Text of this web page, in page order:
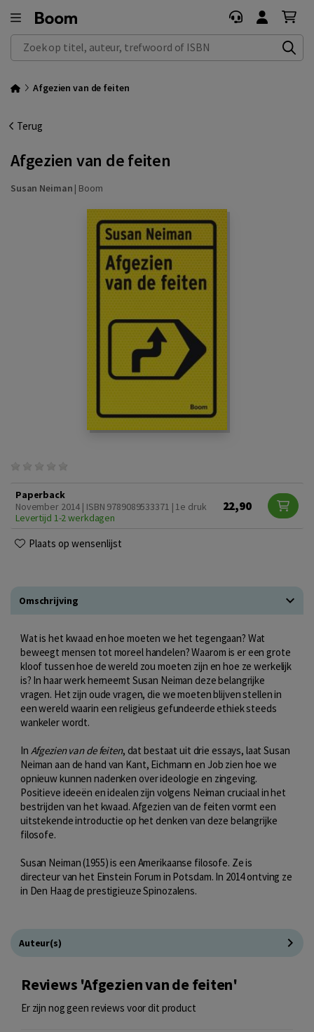
Zoek op titel, auteur, trefwoord of ISBN
Afgezien van de feiten
Terug
Afgezien van de feiten
Susan Neiman | Boom
Paperback
November 2014 | ISBN 9789089533371 | 1e druk
Levertijd 1-2 werkdagen
22,90
Plaats op wensenlijst
Omschrijving
Wat is het kwaad en hoe moeten we het tegengaan? Wat
beweegt mensen tot moreel handelen? Waarom is er een grote
kloof tussen hoe de wereld zou moeten zijn en hoe ze werkelijk
is? In haar werk herneemt Susan Neiman deze belangrijke
vragen. Het zijn oude vragen, die we moeten blijven stellen in
een wereld waarin een religieus gefundeerde ethiek steeds
wankeler wordt.
In Afgezien van de feiten, dat bestaat uit drie essays, laat Susan
Neiman aan de hand van Kant, Eichmann en Job zien hoe we
opnieuw kunnen nadenken over ideologie en zingeving.
Positieve ideeën en idealen zijn volgens Neiman cruciaal in het
bestrijden van het kwaad. Afgezien van de feiten vormt een
uitstekende introductie op het denken van deze belangrijke
filosofe.
Susan Neiman (1955) is een Amerikaanse filosofe. Ze is
directeur van het Einstein Forum in Potsdam. In 2014 ontving ze
in Den Haag de prestigieuze Spinozalens.
Auteur(s)
Reviews 'Afgezien van de feiten'
Er zijn nog geen reviews voor dit product